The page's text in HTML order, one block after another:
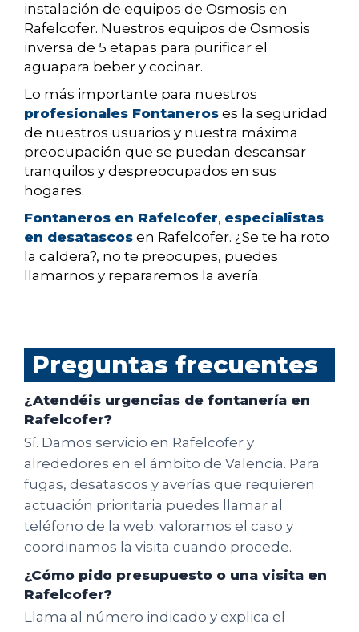
instalación de equipos de Osmosis en
Rafelcofer. Nuestros equipos de Osmosis
inversa de 5 etapas para purificar el
aguapara beber y cocinar.
Lo más importante para nuestros
profesionales Fontaneros es la seguridad
de nuestros usuarios y nuestra máxima
preocupación que se puedan descansar
tranquilos y despreocupados en sus
hogares.
Fontaneros en Rafelcofer, especialistas
en desatascos en Rafelcofer. ¿Se te ha roto
la caldera?, no te preocupes, puedes
llamarnos y repararemos la avería.
Preguntas frecuentes
¿Atendéis urgencias de fontanería en
Rafelcofer?
Sí. Damos servicio en Rafelcofer y
alrededores en el ámbito de Valencia. Para
fugas, desatascos y averías que requieren
actuación prioritaria puedes llamar al
teléfono de la web; valoramos el caso y
coordinamos la visita cuando procede.
¿Cómo pido presupuesto o una visita en
Rafelcofer?
Llama al número indicado y explica el